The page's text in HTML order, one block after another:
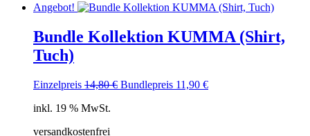
Angebot!
Bundle Kollektion KUMMA (Shirt,
Tuch)
Einzelpreis 14,80€ Ursprünglicher
Bundlepreis 11,90 €Aktueller
inkl. 19 % MwSt.
versandkostenfrei